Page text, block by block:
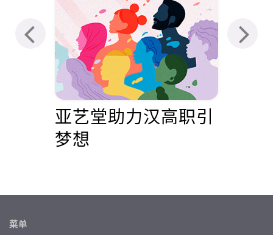
亚艺堂助力汉高职引
梦想
菜单